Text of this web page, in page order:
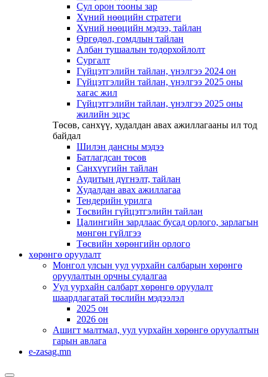
Сул орон тооны зар
Хүний нөөцийн стратеги
Хүний нөөцийн мэдээ, тайлан
Өргөдөл, гомдлын тайлан
Албан тушаалын тодорхойлолт
Сургалт
Гүйцэтгэлийн тайлан, үнэлгээ 2024 он
Гүйцэтгэлийн тайлан, үнэлгээ 2025 оны
хагас жил
Гүйцэтгэлийн тайлан, үнэлгээ 2025 оны
жилийн эцэс
Төсөв, санхүү, худалдан авах ажиллагааны ил тод
байдал
Шилэн дансны мэдээ
Батлагдсан төсөв
Санхүүгийн тайлан
Аудитын дүгнэлт, тайлан
Худалдан авах ажиллагаа
Тендерийн урилга
Төсвийн гүйцэтгэлийн тайлан
Цалингийн зардлаас бусад орлого, зарлагын
мөнгөн гүйлгээ
Төсвийн хөрөнгийн орлого
хөрөнгө оруулалт
Монгол улсын уул уурхайн салбарын хөрөнгө
оруулалтын орчны судалгаа
Уул уурхайн салбарт хөрөнгө оруулалт
шаардлагатай төслийн мэдээлэл
2025 он
2026 он
Ашигт малтмал, уул уурхайн хөрөнгө оруулалтын
гарын авлага
e-zasag.mn